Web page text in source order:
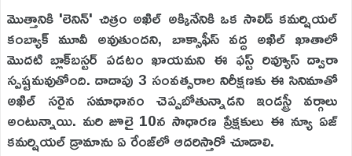
మొత్తానికి 'లెనిన్' చిత్రం అఖిల్ అక్కినేనికి ఒక సాలిడ్ కమర్షియల్
కంబ్యాక్ మూవీ అవుతుందని, బాక్సాఫీస్ వద్ద అఖిల్ ఖాతాలో
మొదటి బ్లాక్‌బస్టర్ పడటం ఖాయమని ఈ ఫస్ట్ రివ్యూస్ ద్వారా
స్పష్టమవుతోంది. దాదాపు 3 సంవత్సరాల నిరీక్షణకు ఈ సినిమాతో
అఖిల్ సరైన సమాధానం చెప్పబోతున్నాడని ఇండస్ట్రీ వర్గాలు
అంటున్నాయి. మరి జూలై 10న సాధారణ ప్రేక్షకులు ఈ న్యూ ఏజ్
కమర్షియల్ డ్రామాను ఏ రేంజ్‌లో ఆదరిస్తారో చూడాలి.